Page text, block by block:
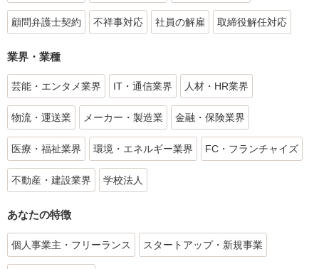
顧問弁護士契約 不祥事対応 社員の解雇 取締役解任対応
業界・業種
芸能・エンタメ業界 IT・通信業界 人材・HR業界
物流・運送業 メーカー・製造業 金融・保険業界
医療・福祉業界 環境・エネルギー業界 FC・フランチャイズ
不動産・建設業界 学校法人
あなたの特徴
個人事業主・フリーランス スタートアップ・新規事業